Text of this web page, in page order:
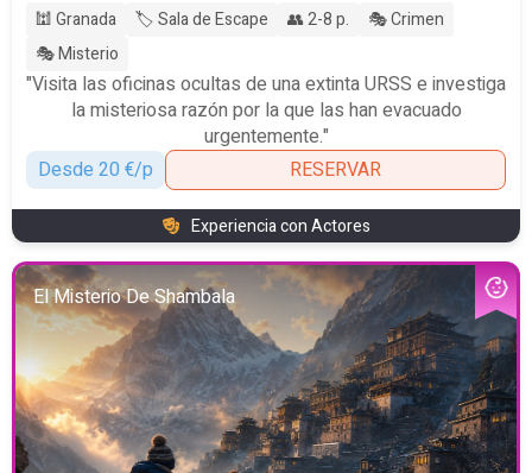
🕍 Granada 🏷️ Sala de Escape 👥 2-8 p.
🎭 Crimen
🎭 Misterio
"Visita las oficinas ocultas de una extinta URSS e investiga
la misteriosa razón por la que las han evacuado
urgentemente."
Desde 20 €/p
RESERVAR
Experiencia con Actores
El Misterio De Shambala